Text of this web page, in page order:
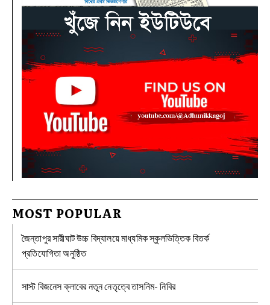
MOST POPULAR
জৈন্তাপুর সারীঘাট উচ্চ বিদ্যালয়ে মাধ্যমিক স্কুলভিত্তিক বিতর্ক
প্রতিযোগিতা অনুষ্ঠিত
সাস্ট বিজনেস ক্লাবের নতুন নেতৃত্বে তাসনিম- নিবির